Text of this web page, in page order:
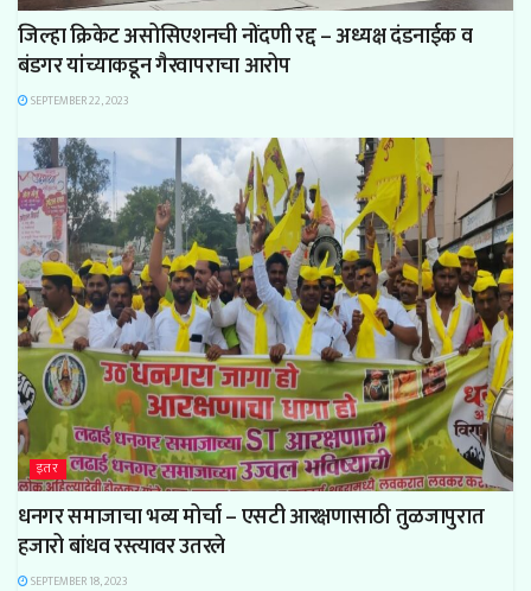
जिल्हा क्रिकेट असोसिएशनची नोंदणी रद्द – अध्यक्ष दंडनाईक व
बंडगर यांच्याकडून गैरवापराचा आरोप
SEPTEMBER 22, 2023
इतर
धनगर समाजाचा भव्य मोर्चा – एसटी आरक्षणासाठी तुळजापुरात
हजारो बांधव रस्त्यावर उतरले
SEPTEMBER 18, 2023